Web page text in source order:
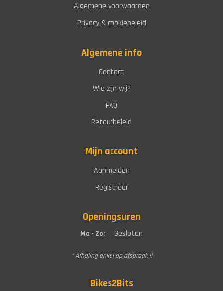
Algemene voorwaarden
Privacy & cookiebeleid
Algemene info
Contact
Wie zijn wij?
FAQ
Retourbeleid
Mijn account
Aanmelden
Registreer
Openingsuren
Ma - Zo: Gesloten
* Afhaling enkel op afspraak !!
Bikes2Bits